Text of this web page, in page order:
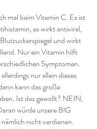
mal beim Vitamin C. Es ist
es wirkt antiviral,
und wirkt
Nur ein Vitamin hilft
Symptomen.
nur allein dieses
kann das große
Ist das gewollt? NEIN,
würde unsere BIG
nicht verdienen.